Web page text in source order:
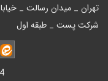
تهران _ میدان رسالت _
شرکت پست _ طبقه اول